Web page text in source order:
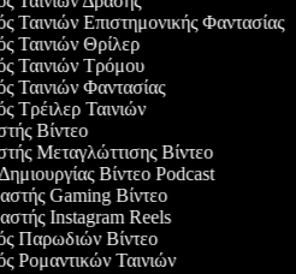
Ταινιών Επιστημονικής Φαντασίας
Ταινιών Θρίλερ
Ταινιών Τρόμου
Ταινιών Φαντασίας
Τρέιλερ Ταινιών
Βίντεο
Μεταγλώττισης Βίντεο
Βίντεο Podcast
Gaming Βίντεο
Instagram Reels
Παρωδιών Βίντεο
Ρομαντικών Ταινιών